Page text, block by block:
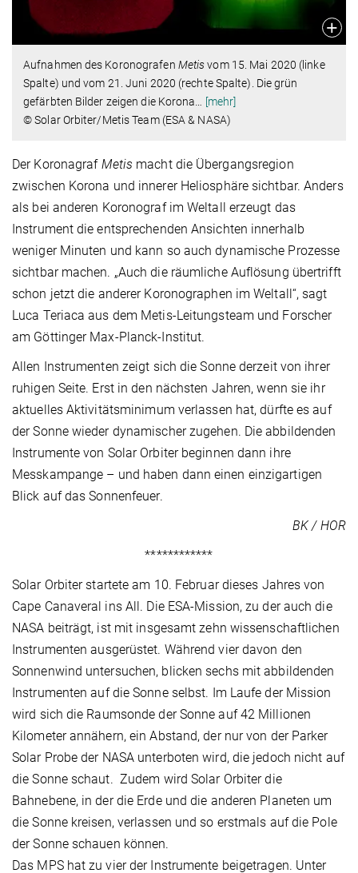
Aufnahmen des Koronografen Metisvom 15. Mai 2020 (linke
Spalte) und vom 21. Juni 2020 (rechte Spalte). Die grün
gefärbten Bilder zeigen die Korona
[mehr]
© Solar Orbiter/Metis Team (ESA & NASA)
Der Koronagraf Metis macht die Übergangsregion
zwischen Korona und innerer Heliosphäre sichtbar. Anders
als bei anderen Koronograf im Weltall erzeugt das
Instrument die entsprechenden Ansichten innerhalb
weniger Minuten und kann so auch dynamische Prozesse
sichtbar machen. „Auch die räumliche Auflösung übertrifft
schon jetzt die anderer Koronographen im Weltall“, sagt
Luca Teriaca aus dem Metis-Leitungsteam und Forscher
am Göttinger Max-Planck-Institut.
Allen Instrumenten zeigt sich die Sonne derzeit von ihrer
ruhigen Seite. Erst in den nächsten Jahren, wenn sie ihr
aktuelles Aktivitätsminimum verlassen hat, dürfte es auf
der Sonne wieder dynamischer zugehen. Die abbildenden
Instrumente von Solar Orbiter beginnen dann ihre
Messkampange – und haben dann einen einzigartigen
Blick auf das Sonnenfeuer.
BK / HOR
************
Solar Orbiter startete am 10. Februar dieses Jahres von
Cape Canaveral ins All. Die ESA-Mission, zu der auch die
NASA beiträgt, ist mit insgesamt zehn wissenschaftlichen
Instrumenten ausgerüstet. Während vier davon den
Sonnenwind untersuchen, blicken sechs mit abbildenden
Instrumenten auf die Sonne selbst. Im Laufe der Mission
wird sich die Raumsonde der Sonne auf 42 Millionen
Kilometer annähern, ein Abstand, der nur von der Parker
Solar Probe der NASA unterboten wird, die jedoch nicht auf
die Sonne schaut. Zudem wird Solar Orbiter die
Bahnebene, in der die Erde und die anderen Planeten um
die Sonne kreisen, verlassen und so erstmals auf die Pole
der Sonne schauen können.
Das MPS hat zu vier der Instrumente beigetragen. Unter